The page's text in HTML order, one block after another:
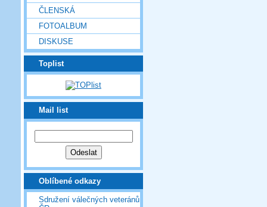
ČLENSKÁ
FOTOALBUM
DISKUSE
Toplist
Mail list
Oblíbené odkazy
Sdružení válečných veteránů